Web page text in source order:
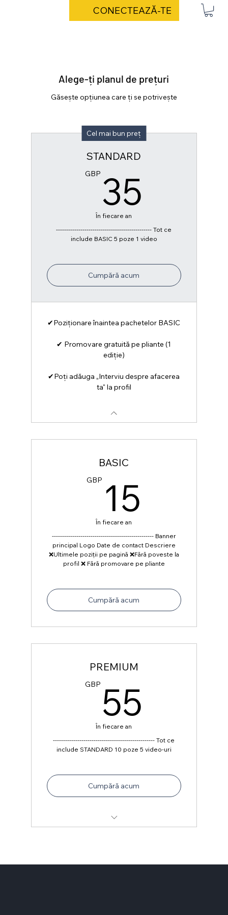
CONECTEAZĂ-TE
Alege-ți planul de prețuri
Găsește opțiunea care ți se potrivește
Cel mai bun preț
STANDARD
GBP 35
În fiecare an
----------------------------------------------- Tot ce
include BASIC 5 poze 1 video
Cumpără acum
✔Poziționare înaintea pachetelor BASIC
✔ Promovare gratuită pe pliante (1
ediție)
✔Poți adăuga „Interviu despre afacerea
ta" la profil
BASIC
GBP 15
În fiecare an
-------------------------------------------------- Banner
principal Logo Date de contact Descriere
❌Ultimele poziții pe pagină ❌Fără poveste la
profil ❌ Fără promovare pe pliante
Cumpără acum
PREMIUM
GBP 55
În fiecare an
-------------------------------------------------- Tot ce
include STANDARD 10 poze 5 video-uri
Cumpără acum
pagină)